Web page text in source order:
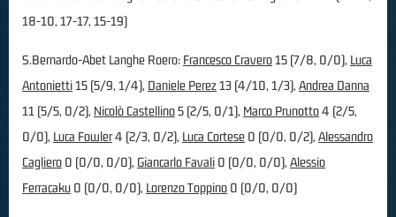
18-10, 17-17, 15-19)
S.Bernardo-Abet Langhe Roero: Francesco Cravero15 (7/8, 0/0), Luca
Antonietti15 (5/9, 1/4), Daniele Perez13 (4/10, 1/3), Andrea Danna
11 (5/5, 0/2), Nicolò Castellino5 (2/5, 0/1), Marco Prunotto4 (2/5,
0/0), Luca Fowler4 (2/3, 0/2), Luca Cortese 0 (0/0, 0/2), Alessandro
Cagliero 0 (0/0, 0/0), Giancarlo Favali 0 (0/0, 0/0), Alessio
Ferracaku 0 (0/0, 0/0), Lorenzo Toppino 0 (0/0, 0/0)